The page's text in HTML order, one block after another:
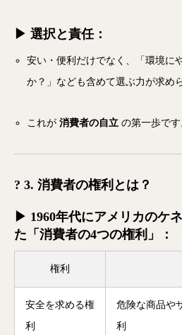
▶ 選択と責任：
安い・便利だけでなく、「環境に
か？」なども含めて選ぶ力が求め
これが消費者の自立 の第一歩です
? 3. 消費者の権利とは？
▶ 1960年代にアメリカのケ
た「消費者の4つの権利」：
権利
安全を求める権
利
危険な商品や
利